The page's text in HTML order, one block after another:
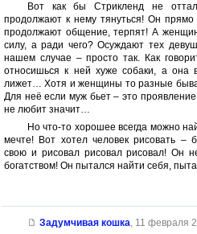
Вот как бы Стрикленд не
продолжают к нему тянуться! Он
продолжают общение, терпят! А
силу, а ради чего? Осуждают тех
нашем случае – просто так. Как
относишься к ней хуже собаки, а она
лижет… Хотя и женщины то разные
Для неё если муж бьет – это
не любит значит…
Но что-то хорошее всегда можно
мечте! Вот хотел человек рисовать –
свою и рисовал рисовал рисовал! Он
богатством! Он пытался найти себя,
Задумчивая кошка, 11 февраля